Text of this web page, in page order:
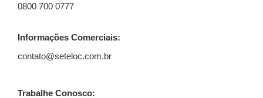
0800 700 0777
Informações Comerciais:
contato@seteloc.com.br
Trabalhe Conosco: